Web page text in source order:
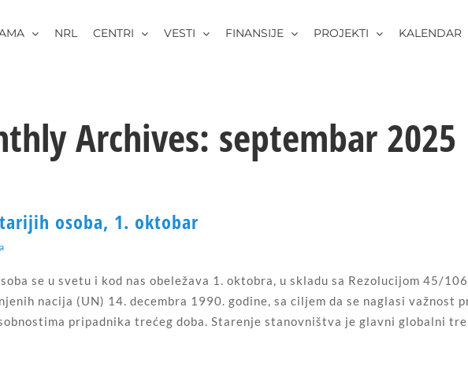
NRL CENTRI VESTI FINANSIJE PROJEKTI KALENDAR
Archives: septembar 2025
osoba, 1. oktobar
se u svetu i kod nas obeležava 1. oktobra, u skladu sa Rezolucijom 45/
nacija (UN) 14. decembra 1990. godine, sa ciljem da se naglasi važnost
pripadnika trećeg doba. Starenje stanovništva je glavni globalni